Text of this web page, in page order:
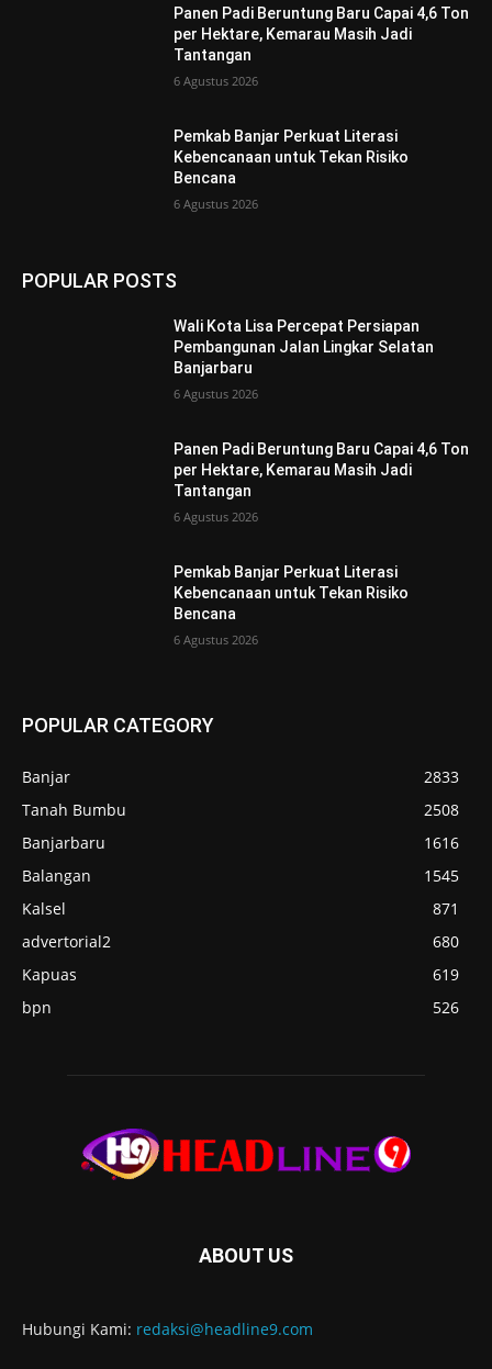
Panen Padi Beruntung Baru Capai 4,6 Ton
per Hektare, Kemarau Masih Jadi
Tantangan
6 Agustus 2026
Pemkab Banjar Perkuat Literasi
Kebencanaan untuk Tekan Risiko
Bencana
6 Agustus 2026
POPULAR POSTS
Wali Kota Lisa Percepat Persiapan
Pembangunan Jalan Lingkar Selatan
Banjarbaru
6 Agustus 2026
Panen Padi Beruntung Baru Capai 4,6 Ton
per Hektare, Kemarau Masih Jadi
Tantangan
6 Agustus 2026
Pemkab Banjar Perkuat Literasi
Kebencanaan untuk Tekan Risiko
Bencana
6 Agustus 2026
POPULAR CATEGORY
Banjar
2833
Tanah Bumbu
2508
Banjarbaru
1616
Balangan
1545
Kalsel
871
advertorial2
680
Kapuas
619
bpn
526
ABOUT US
Hubungi Kami: redaksi@headline9.com